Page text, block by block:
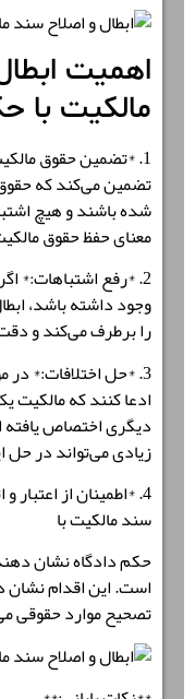
اهمیت
مالکیت با
1. * تضمین حقوق
تضمین می‌کند که
شده باشند و هیچ
معنای حفظ حقوق
2. * رفع اشتباهات:*
وجود داشته باشد، ا
را برطرف می‌کند و
3. * حل اختلافات:* در
ادعا کنند که
دیگری اختصاص
زیادی می‌تواند در حل
4. * اطمینان از اعتبار
سند مالکیت با
حکم دادگاه نشان
است. این اقدام نشان
تصحیح موارد حقوقی